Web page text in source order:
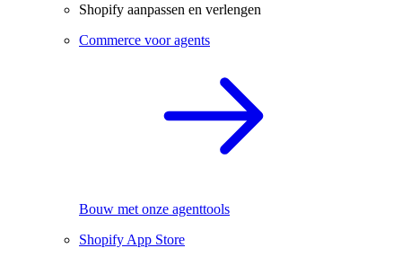
Shopify aanpassen en verlengen
Commerce voor agents
Bouw met onze agenttools
Shopify App Store